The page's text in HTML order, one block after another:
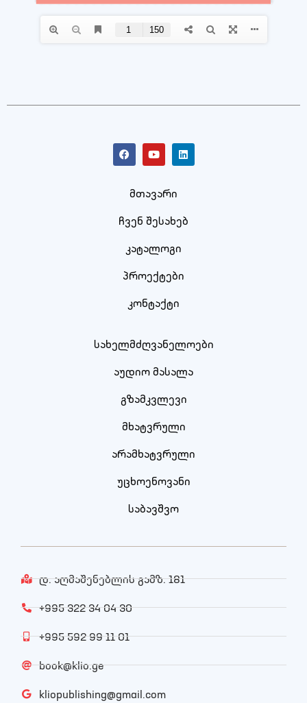
მთავარი
ჩვენ შესახებ
კატალოგი
პროექტები
კონტაქტი
სახელმძღვანელოები
აუდიო მასალა
გზამკვლევი
მხატვრული
არამხატვრული
უცხოენოვანი
საბავშვო
დ. აღმაშენებლის გამზ. 181
+995 322 34 04 30
+995 592 99 11 01
book@klio.ge
kliopublishing@gmail.com